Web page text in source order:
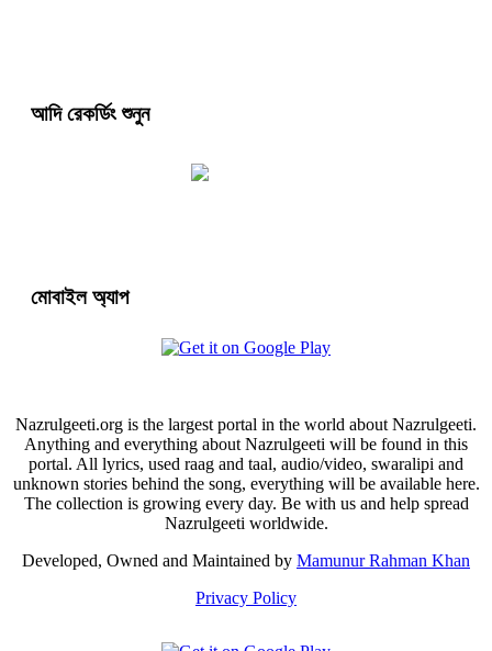
আদি রেকর্ডিং শুনুন
মোবাইল অ্যাপ
Nazrulgeeti.org is the largest portal in the world about Nazrulgeeti.
Anything and everything about Nazrulgeeti will be found in this
portal. All lyrics, used raag and taal, audio/video, swaralipi and
unknown stories behind the song, everything will be available here.
The collection is growing every day. Be with us and help spread
Nazrulgeeti worldwide.
Developed, Owned and Maintained by Mamunur Rahman Khan
Privacy Policy